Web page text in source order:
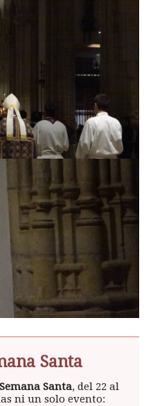
Santa
Santa, del 22 al
ni un solo evento: